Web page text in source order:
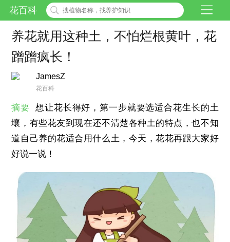
花百科
养花就用这种土，不怕烂根黄叶，花
蹭蹭疯长！
JamesZ
花百科
摘要
想让花长得好，第一步就要选适合花生长的土
壤，有些花友到现在还不清楚各种土的特点，也不知
道自己养的花适合用什么土，今天，花花再跟大家好
好说一说！